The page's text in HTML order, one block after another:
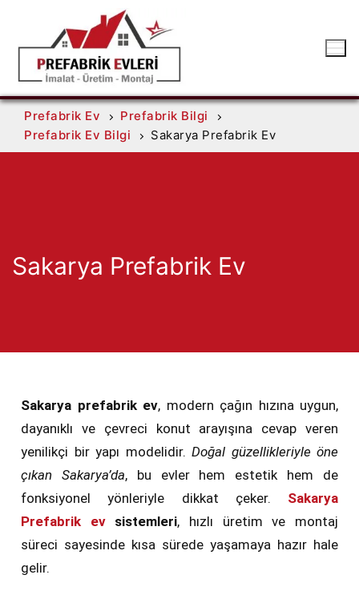
Prefabrik Ev
Prefabrik Bilgi
Prefabrik Ev Bilgi
Sakarya Prefabrik Ev
Sakarya Prefabrik Ev
Sakarya prefabrik ev, modern çağın hızına uygun,
dayanıklı ve çevreci konut arayışına cevap veren
yenilikçi bir yapı modelidir. Doğal güzellikleriyle öne
çıkan Sakarya’da, bu evler hem estetik hem de
fonksiyonel yönleriyle dikkat çeker. Sakarya
Prefabrik evsistemleri, hızlı üretim ve montaj
süreci sayesinde kısa sürede yaşamaya hazır hale
gelir.